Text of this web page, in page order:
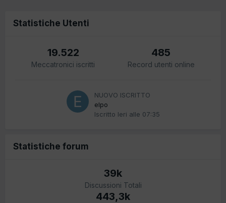
Statistiche Utenti
19.522
Meccatronici iscritti
485
Record utenti online
NUOVO ISCRITTO
elpo
Iscritto Ieri alle 07:35
Statistiche forum
39k
Discussioni Totali
443,3k